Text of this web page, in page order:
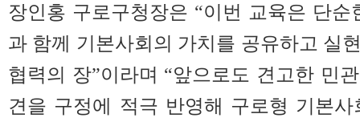
장인홍 구로구청장은 “이번 교육은 단
과 함께 기본사회의 가치를 공유하고 실
협력의 장”이라며 “앞으로도 견고한 민
견을 구정에 적극 반영해 구로형 기본